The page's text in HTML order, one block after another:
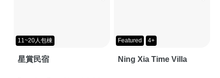
11~20人包棟
星賞民宿
Featured 4+
Ning Xia Time Villa